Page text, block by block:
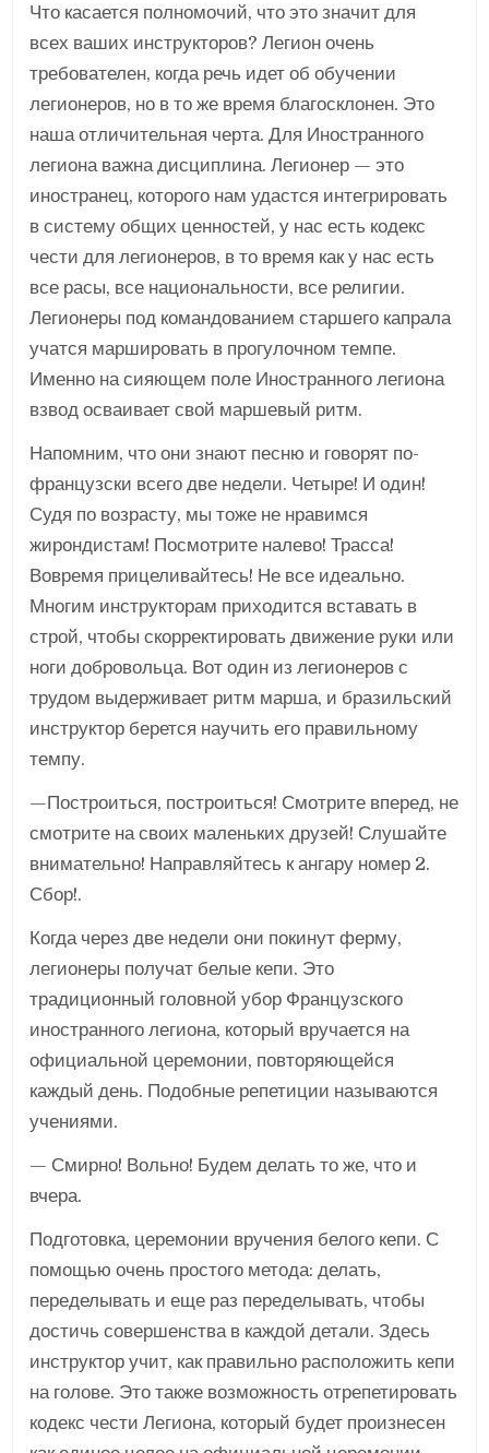
Что касается полномочий, что это значит для
всех ваших инструкторов? Легион очень
требователен, когда речь идет об обучении
легионеров, но в то же время благосклонен. Это
наша отличительная черта. Для Иностранного
легиона важна дисциплина. Легионер — это
иностранец, которого нам удастся интегрировать
в систему общих ценностей, у нас есть кодекс
чести для легионеров, в то время как у нас есть
все расы, все национальности, все религии.
Легионеры под командованием старшего капрала
учатся маршировать в прогулочном темпе.
Именно на сияющем поле Иностранного легиона
взвод осваивает свой маршевый ритм.
Напомним, что они знают песню и говорят по-
французски всего две недели. Четыре! И один!
Судя по возрасту, мы тоже не нравимся
жирондистам! Посмотрите налево! Трасса!
Вовремя прицеливайтесь! Не все идеально.
Многим инструкторам приходится вставать в
строй, чтобы скорректировать движение руки или
ноги добровольца. Вот один из легионеров с
трудом выдерживает ритм марша, и бразильский
инструктор берется научить его правильному
темпу.
—Построиться, построиться! Смотрите вперед, не
смотрите на своих маленьких друзей! Слушайте
внимательно! Направляйтесь к ангару номер 2.
Сбор!.
Когда через две недели они покинут ферму,
легионеры получат белые кепи. Это
традиционный головной убор Французского
иностранного легиона, который вручается на
официальной церемонии, повторяющейся
каждый день. Подобные репетиции называются
учениями.
— Смирно! Вольно! Будем делать то же, что и
вчера.
Подготовка, церемонии вручения белого кепи. С
помощью очень простого метода: делать,
переделывать и еще раз переделывать, чтобы
достичь совершенства в каждой детали. Здесь
инструктор учит, как правильно расположить кепи
на голове. Это также возможность отрепетировать
кодекс чести Легиона, который будет произнесен